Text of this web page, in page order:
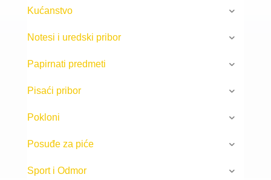
Kućanstvo
Notesi i uredski pribor
Papirnati predmeti
Pisaći pribor
Pokloni
Posuđe za piće
Sport i Odmor